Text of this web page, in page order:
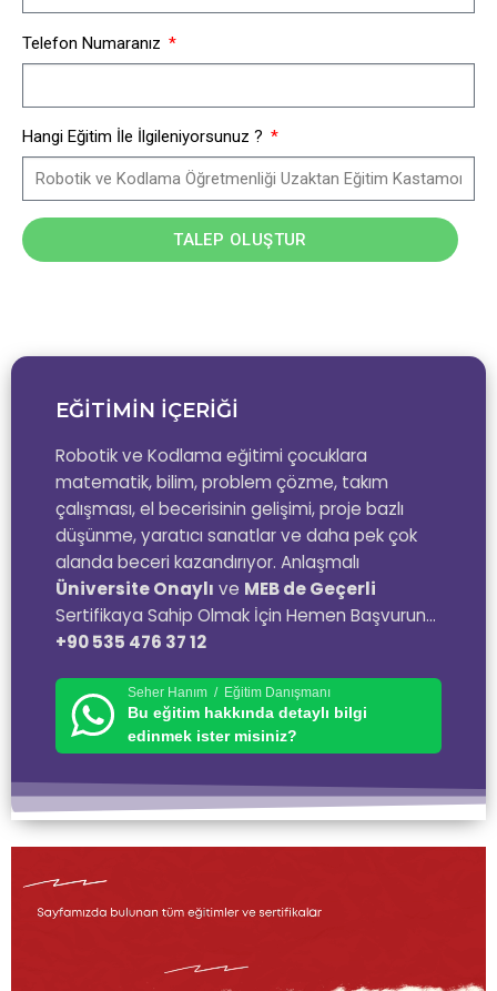
EĞİTİMİN İÇERİĞİ
Robotik ve Kodlama eğitimi çocuklara
matematik, bilim, problem çözme, takım
çalışması, el becerisinin gelişimi, proje bazlı
düşünme, yaratıcı sanatlar ve daha pek çok
alanda beceri kazandırıyor. Anlaşmalı
Üniversite Onaylı ve MEB de Geçerli
Sertifikaya Sahip Olmak İçin Hemen Başvurun…
+90 535 476 37 12
Seher Hanım / Eğitim Danışmanı
Bu eğitim hakkında detaylı bilgi
edinmek ister misiniz?
Telefon Numaranız
Hangi Eğitim İle İlgileniyorsunuz ?
TALEP OLUŞTUR